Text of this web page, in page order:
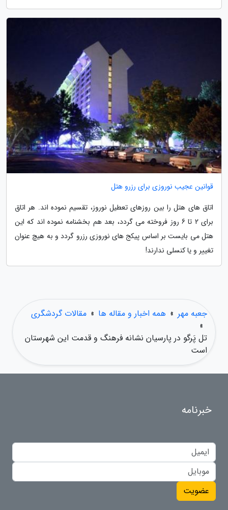
قوانین عجیب نوروزی برای رزرو هتل
اتاق های هتل را بین روزهای تعطیل نوروز، تقسیم نموده اند. هر اتاق
برای 2 تا 6 روز فروخته می گردد، بعد هم بخشنامه نموده اند که این
هتل می بایست بر اساس پیکج های نوروزی رزرو گردد و به هیچ عنوان
تغییر و یا کنسلی ندارند!
جعبه مهر » همه اخبار و مقاله ها » مقالات گردشگری
»
تل پَرگو در پارسیان نشانه فرهنگ و قدمت این شهرستان
است
خبرنامه
عضویت